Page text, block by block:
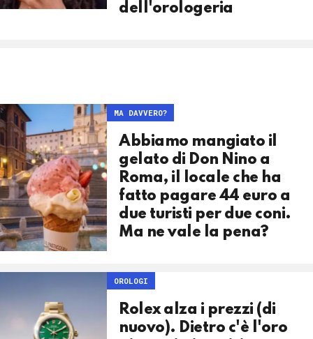
dell'orologeria
MA DAVVERO?
Abbiamo mangiato il
gelato di Don Nino a
Roma, il locale che ha
fatto pagare 44 euro a
due turisti per due coni.
Ma ne vale la pena?
OROLOGI
Rolex alza i prezzi (di
nuovo). Dietro c'è l'oro